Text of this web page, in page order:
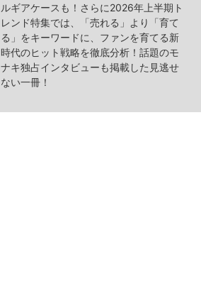
ルギアケースも！さらに2026年上半期ト
レンド特集では、「売れる」より「育て
る」をキーワードに、ファンを育てる新
時代のヒット戦略を徹底分析！話題のモ
ナキ独占インタビューも掲載した見逃せ
ない一冊！